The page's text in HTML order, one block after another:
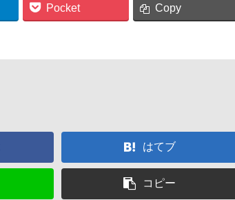
Pocket Copy
はてブ
コピー